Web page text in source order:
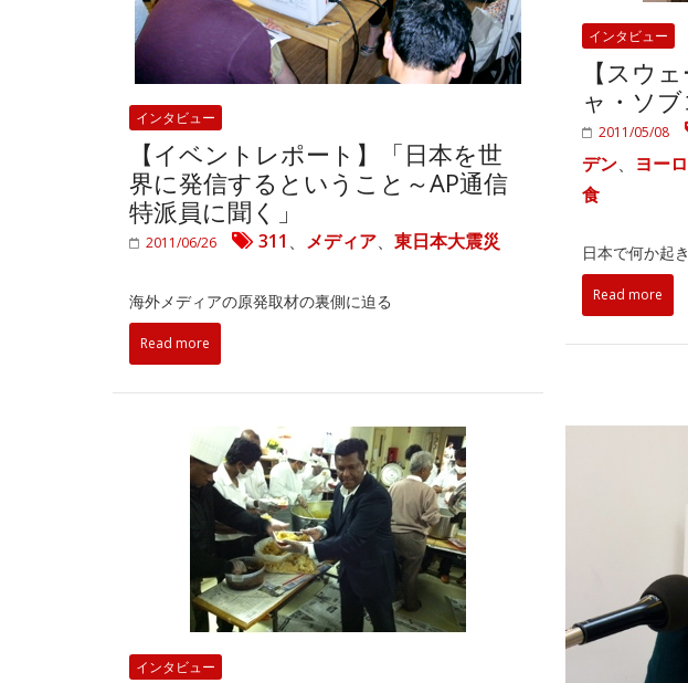
インタビュー
【イベントレポート】「日本を世
界に発信するということ～AP通信
特派員に聞く」
2011/06/26 311 、 メディア、 東日本大震災
海外メディアの原発取材の裏側に迫る
Read more
インタビュー
【スウ
ャ・ソ
2011/05/08
デン、 ヨー
食
日本で何か起
Read more
インタビュー